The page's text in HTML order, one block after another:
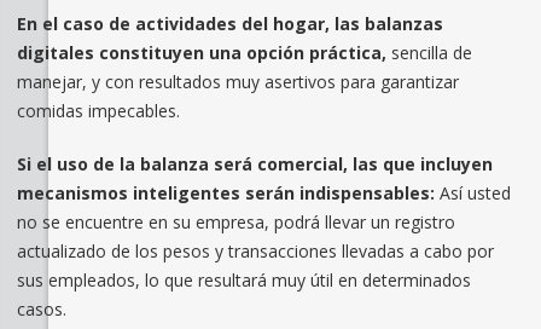
En el caso de actividades del hogar, las balanzas
digitales constituyen una opción práctica, sencilla de
manejar, y con resultados muy asertivos para garantizar
comidas impecables.
Si el uso de la balanza será comercial, las que incluyen
mecanismos inteligentes serán indispensables: Así usted
no se encuentre en su empresa, podrá llevar un registro
actualizado de los pesos y transacciones llevadas a cabo por
sus empleados, lo que resultará muy útil en determinados
casos.